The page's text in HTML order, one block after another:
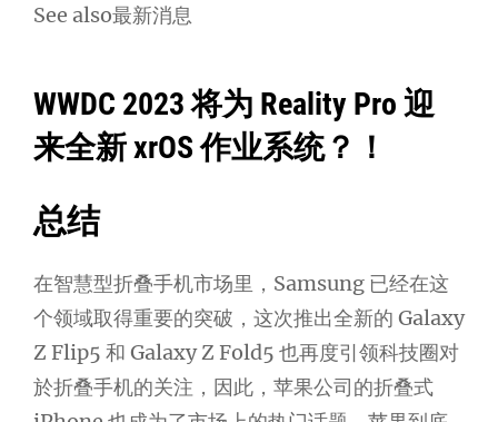
See also最新消息
WWDC 2023 将为 Reality Pro 迎
来全新 xrOS 作业系统？！
总结
在智慧型折叠手机市场里，Samsung 已经在这
个领域取得重要的突破，这次推出全新的 Galaxy
Z Flip5 和 Galaxy Z Fold5 也再度引领科技圈对
於折叠手机的关注，因此，苹果公司的折叠式